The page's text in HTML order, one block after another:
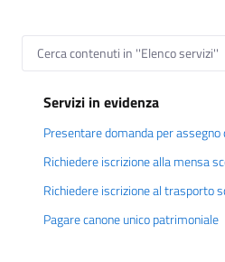
Servizi in evidenza
Presentare domanda per
Richiedere iscrizione alla mensa
Richiedere iscrizione al trasporto
Pagare canone unico patrimoniale